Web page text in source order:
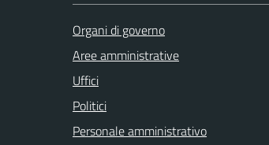
Organi di governo
Aree amministrative
Uffici
Politici
Personale amministrativo